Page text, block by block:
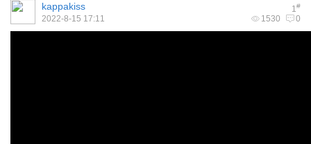
1#
kappakiss
1530 0
2022-8-15 17:11